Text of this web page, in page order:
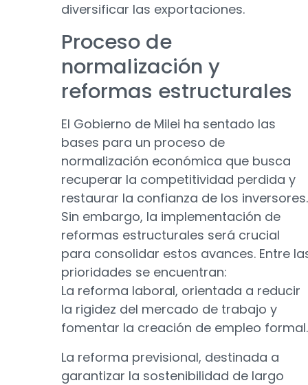
diversificar las exportaciones.
Proceso de
normalización y
reformas estructurales
El Gobierno de Milei ha sentado las
bases para un proceso de
normalización económica que busca
recuperar la competitividad perdida y
restaurar la confianza de los inversores.
Sin embargo, la implementación de
reformas estructurales será crucial
para consolidar estos avances. Entre
prioridades se encuentran:
La reforma laboral, orientada a reducir
la rigidez del mercado de trabajo y
fomentar la creación de empleo formal.
La reforma previsional, destinada a
garantizar la sostenibilidad de largo